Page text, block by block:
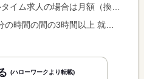
算額）、パート求人の場合は時間額を表示しています。
(ハローワークより転載)